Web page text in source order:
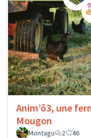
Anim’ô3, une
Mougon
Montagu
2 46